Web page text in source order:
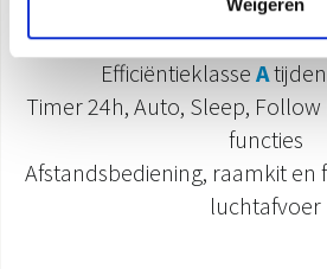
Weigeren
Geluidsvermogen
Koudemiddel
Efficiëntieklasse A
Timer 24h, Auto, Sleep,
functies
Afstandsbediening, raamkit en
luchtafvoer